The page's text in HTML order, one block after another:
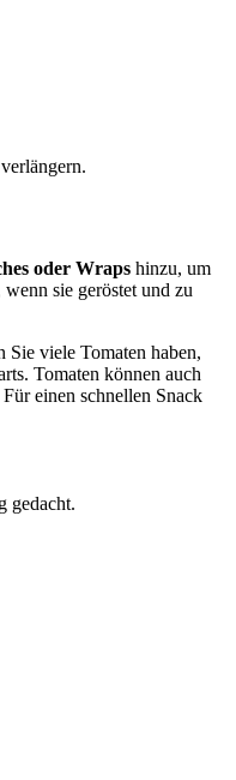
oder Wraps hinzu, um
sie geröstet und zu
viele Tomaten haben,
Tomaten können auch
einen schnellen Snack
gedacht.